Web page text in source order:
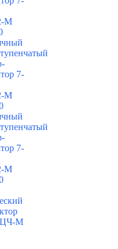
М
7-
М
7-
М
М